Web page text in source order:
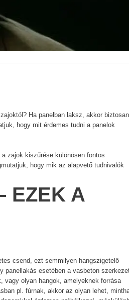
Ha panelban laksz, akkor biztosan
hogy mit érdemes tudni a panelok
zajok kiszűrése különösen fontos
hogy mik az alapvető tudnivalók
EZEK A
csend, ezt semmilyen hangszigetelő
panellakás esetében a vasbeton
vagy olyan hangok, amelyeknek forrása
pl. fúrnak, akkor az olyan lehet,